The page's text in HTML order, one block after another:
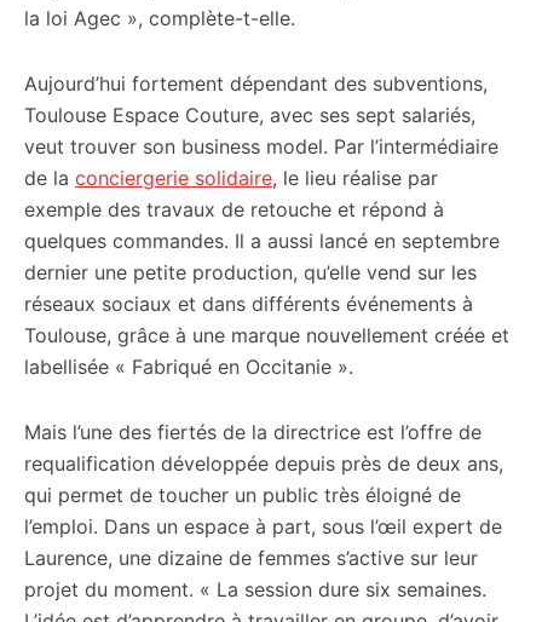
la loi Agec », complète-t-elle.
Aujourd’hui fortement dépendant des subventions,
Toulouse Espace Couture, avec ses sept salariés,
veut trouver son business model. Par l’intermédiaire
de la conciergerie solidaire, le lieu réalise par
exemple des travaux de retouche et répond à
quelques commandes. Il a aussi lancé en septembre
dernier une petite production, qu’elle vend sur les
réseaux sociaux et dans différents événements à
Toulouse, grâce à une marque nouvellement créée et
labellisée « Fabriqué en Occitanie ».
Mais l’une des fiertés de la directrice est l’offre de
requalification développée depuis près de deux ans,
qui permet de toucher un public très éloigné de
l’emploi. Dans un espace à part, sous l’œil expert de
Laurence, une dizaine de femmes s’active sur leur
projet du moment. « La session dure six semaines.